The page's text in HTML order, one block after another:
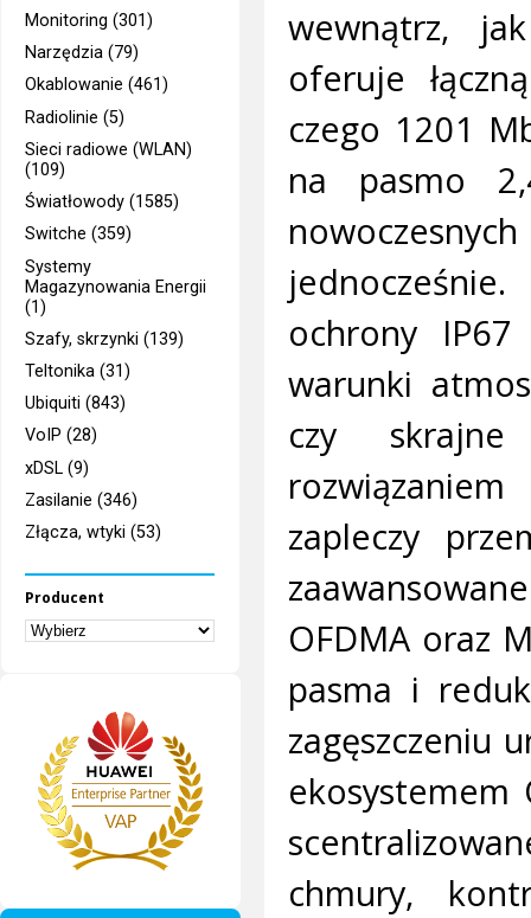
Monitoring (301)
Narzędzia (79)
Okablowanie (461)
Radiolinie (5)
Sieci radiowe (WLAN)
(109)
Światłowody (1585)
Switche (359)
Systemy
Magazynowania Energii
(1)
Szafy, skrzynki (139)
Teltonika (31)
Ubiquiti (843)
VoIP (28)
xDSL (9)
Zasilanie (346)
Złącza, wtyki (53)
Producent
wewnątrz,
oferuje
czego 1201
na pasmo
ochrony
warunki
czy
zapleczy
OFDMA oraz
pasma i
zagęszczeniu
ekosystemem
chmury,